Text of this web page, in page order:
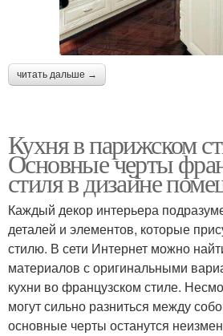
читать дальше →
Кухня в парижском
Основные черты
стиля в дизайне
Каждый декор интерьера
деталей и элементов, которые
стилю. В сети Интернет можно
материалов с оригинальными
кухни во французском стиле.
могут сильно разниться между
основные черты останутся